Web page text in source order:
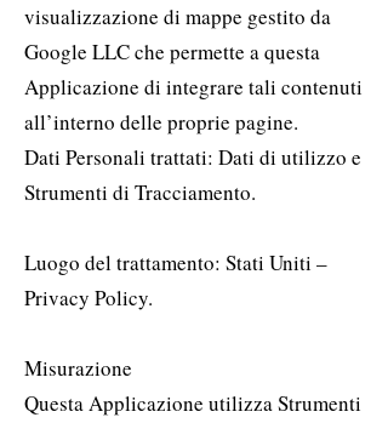
visualizzazione di mappe gestito da
Google LLC che permette a questa
Applicazione di integrare tali contenuti
all’interno delle proprie pagine.
Dati Personali trattati: Dati di utilizzo e
Strumenti di Tracciamento.
Luogo del trattamento: Stati Uniti –
Privacy Policy.
Misurazione
Questa Applicazione utilizza Strumenti